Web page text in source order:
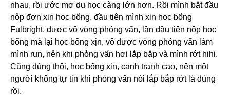
nhau, rồi ước mơ du học càng lớn hơn. Rồi mình bắt đầu
nộp đơn xin học bổng, đầu tiên mình xin học bổng
Fulbright, được vô vòng phỏng vấn, lần đầu tiên nộp học
bổng mà lại học bổng xịn, vô được vòng phỏng vấn làm
mình run, nên khi phỏng vấn hơi lắp bắp và mình rớt hihi.
Cũng đúng thôi, học bổng xịn, cạnh tranh cao, nên một
người không tự tin khi phỏng vấn nói lắp bắp rớt là đúng
rồi.